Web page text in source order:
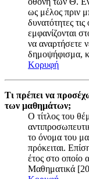
ως μέλος πριν
δυνατότητες
εμφανίζονται
να αναρτήσετε
δημοψήφισμα,
Κορυφή
Τι πρέπει να
των μαθημάτων;
Ο τίτλος του
το όνομα του
πρόκειται.
έτος στο οποίο
Μαθηματικά